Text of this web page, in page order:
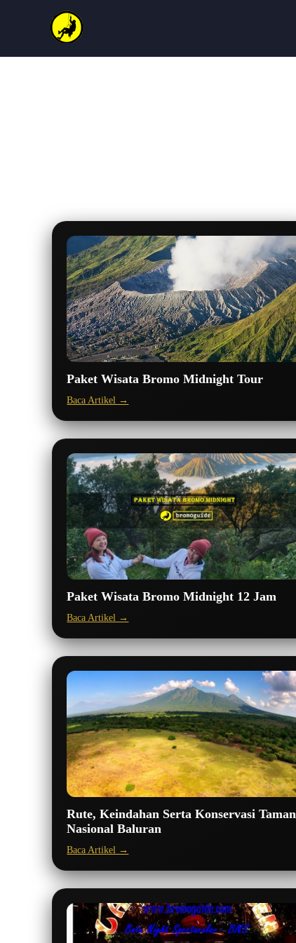
Paket Wisata Bromo Midnight Tour
Baca Artikel →
Paket Wisata Bromo Midnight 12 Jam
Baca Artikel →
Rute, Keindahan Serta Konservasi Taman
Nasional Baluran
Baca Artikel →